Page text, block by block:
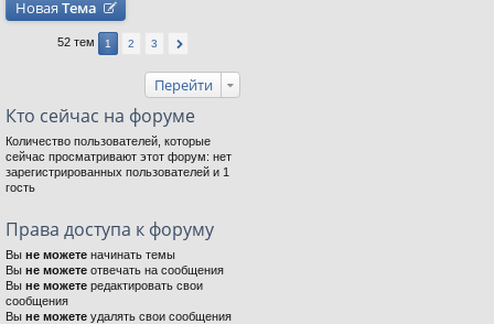
Новая Тема
52 тем 1 2 3
Перейти
Кто сейчас на форуме
Количество пользователей, которые
сейчас просматривают этот форум: нет
зарегистрированных пользователей и 1
гость
Права доступа к форуму
Вы не можете начинать темы
Вы не можете отвечать на сообщения
Вы не можете редактировать свои
сообщения
Вы не можете удалять свои сообщения